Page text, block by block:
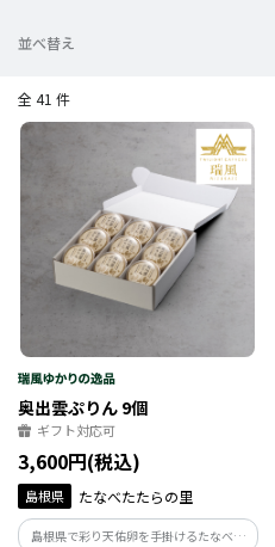
並べ替え
全 41 件
奥出雲ぷりん 9個
ギフト対応可
3,600円(税込)
島根県 たなべたたらの里
島根県で彩り天佑卵を手掛けるたなべた